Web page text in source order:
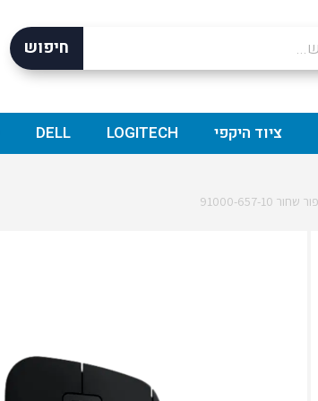
חיפוש
ציוד היקפי LOGITECH
DELL